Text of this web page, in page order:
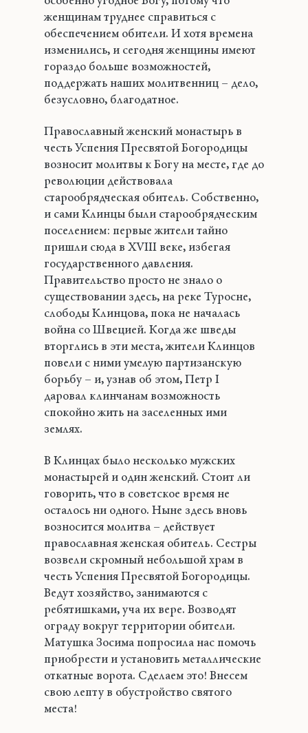
женщинам труднее справиться с
обеспечением обители. И хотя времена
изменились, и сегодня женщины имеют
гораздо больше возможностей,
поддержать наших молитвенниц – дело,
безусловно, благодатное.
Православный женский монастырь в
честь Успения Пресвятой Богородицы
возносит молитвы к Богу на месте, где до
революции действовала
старообрядческая обитель. Собственно,
и сами Клинцы были старообрядческим
поселением: первые жители тайно
пришли сюда в XVIII веке, избегая
государственного давления.
Правительство просто не знало о
существовании здесь, на реке Туросне,
слободы Клинцова, пока не началась
война со Швецией. Когда же шведы
вторглись в эти места, жители Клинцов
повели с ними умелую партизанскую
борьбу – и, узнав об этом, Петр I
даровал клинчанам возможность
спокойно жить на заселенных ими
землях.
В Клинцах было несколько мужских
монастырей и один женский. Стоит ли
говорить, что в советское время не
осталось ни одного. Ныне здесь вновь
возносится молитва – действует
православная женская обитель. Сестры
возвели скромный небольшой храм в
честь Успения Пресвятой Богородицы.
Ведут хозяйство, занимаются с
ребятишками, уча их вере. Возводят
ограду вокруг территории обители.
Матушка Зосима попросила нас помочь
приобрести и установить металлические
откатные ворота. Сделаем это! Внесем
свою лепту в обустройство святого
места!